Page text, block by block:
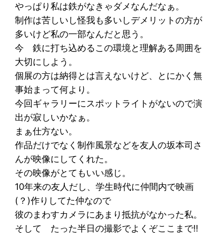
やっぱり私は鉄がなきゃダメなんだなぁ。
制作は苦しいし怪我も多いしデメリットの方が
多いけど私の一部なんだと思う。
今 鉄に打ち込めるこの環境と理解ある周囲を
大切にしよう。
個展の方は納得とは言えないけど、とにかく無
事始まって何より。
今回ギャラリーにスポットライトがないので演
出が寂しいかなぁ。
まぁ仕方ない。
作品だけでなく制作風景などを友人の坂本司さ
んが映像にしてくれた。
その映像がとてもいい感じ。
10年来の友人だし、学生時代に仲間内で映画
(？)作りしてた仲なので
彼のまわすカメラにあまり抵抗がなかった私。
そして たった半日の撮影でよくぞここまで!!